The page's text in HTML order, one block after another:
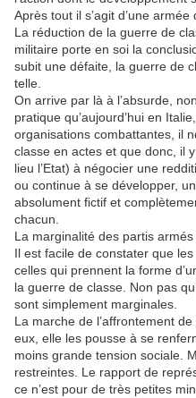
Après tout il s’agit d’une armée
La réduction de la guerre de
militaire porte en soi la
subit une défaite, la guerre de
telle.
On arrive par là à l’absurde,
pratique qu’aujourd’hui en
organisations combattantes, il
classe en actes et que donc, il
lieu l’Etat) à négocier une
ou continue à se développer,
absolument fictif et
chacun.
La marginalité des partis
Il est facile de constater que
celles qui prennent la forme
la guerre de classe. Non pas
sont simplement marginales.
La marche de l’affrontement
eux, elle les pousse à se
moins grande tension sociale.
restreintes. Le rapport de
ce n’est pour de très petites